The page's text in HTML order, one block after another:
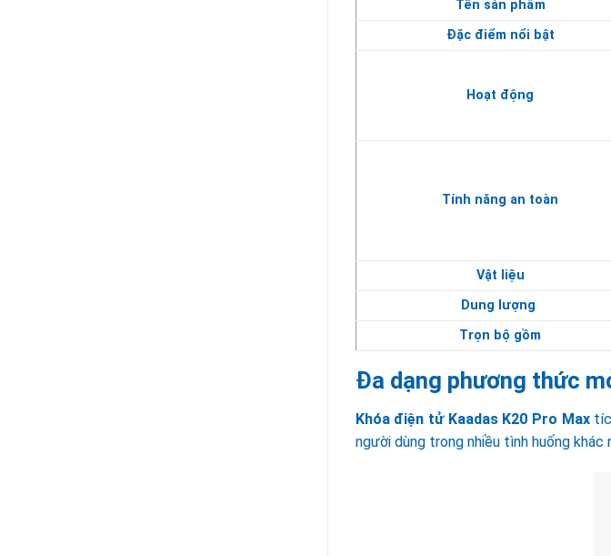
Tên sản phẩm
Đặc điểm nổi bật
Hoạt động
Tính năng an toàn
Vật liệu
Dung lượng
Trọn bộ gồm
Đa dạng phương thức
Khóa điện tử Kaadas K20 Pro Max
người dùng trong nhiều tình huống khác